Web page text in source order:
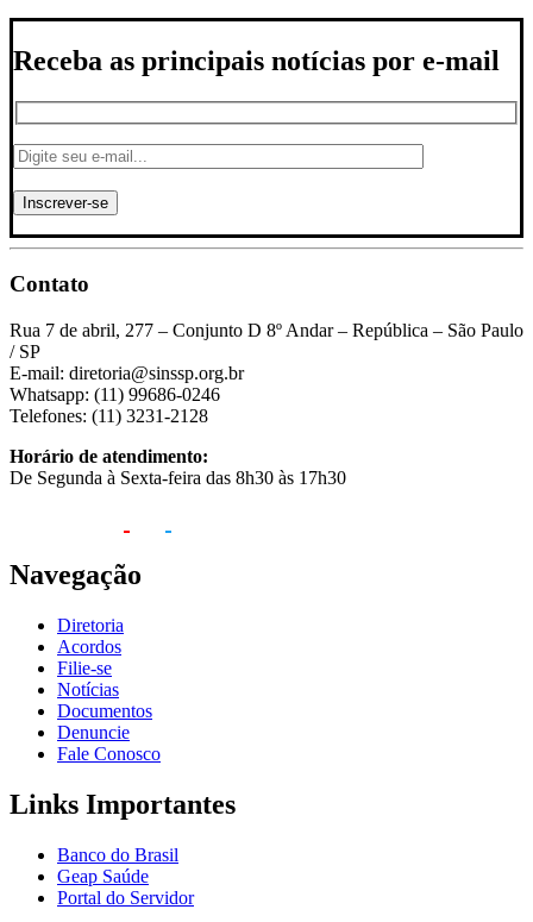
Receba as principais notícias por e-mail
Contato
Rua 7 de abril, 277 – Conjunto D 8º Andar – República – São Paulo
/ SP
E-mail: diretoria@sinssp.org.br
Whatsapp: (11) 99686-0246
Telefones: (11) 3231-2128
Horário de atendimento:
De Segunda à Sexta-feira das 8h30 às 17h30
Navegação
Diretoria
Acordos
Filie-se
Notícias
Documentos
Denuncie
Fale Conosco
Links Importantes
Banco do Brasil
Geap Saúde
Portal do Servidor